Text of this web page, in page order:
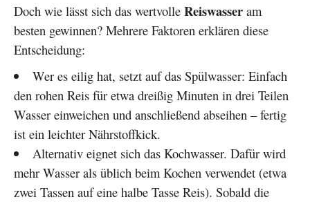
Doch wie lässt sich das wertvolle Reiswasser am
besten gewinnen? Mehrere Faktoren erklären diese
Entscheidung:
Wer es eilig hat, setzt auf das Spülwasser: Einfach
den rohen Reis für etwa dreißig Minuten in drei Teilen
Wasser einweichen und anschließend abseihen – fertig
ist ein leichter Nährstoffkick.
Alternativ eignet sich das Kochwasser. Dafür wird
mehr Wasser als üblich beim Kochen verwendet (etwa
zwei Tassen auf eine halbe Tasse Reis). Sobald die